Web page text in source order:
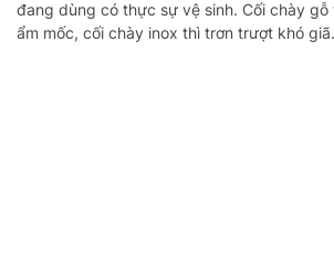
đang dùng có thực sự vệ sinh. Cối chày gỗ
ẩm mốc, cối chày inox thì trơn trượt khó giã.